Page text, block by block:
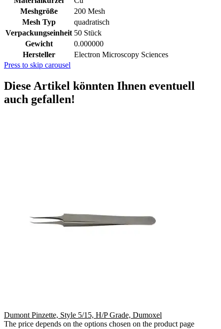
Meshgröße
200 Mesh
Mesh Typ
quadratisch
Verpackungseinheit 50 Stück
Gewicht
0.000000
Hersteller
Electron Microscopy Sciences
Press to skip carousel
Diese Artikel könnten Ihnen eventuell
auch gefallen!
Dumont Pinzette, Style 5/15, H/P Grade, Dumoxel
The price depends on the options chosen on the product page